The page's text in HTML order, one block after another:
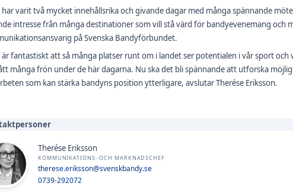
har varit två mycket innehållsrika och givande dagar med många spännande
intresse från många destinationer som vill stå värd för bandyevenemang och
på Svenska Bandyförbundet.
är fantastiskt att så många platser runt om i landet ser potentialen i vår sport och
många frön under de här dagarna. Nu ska det bli spännande att utforska
som kan stärka bandyns position ytterligare, avslutar Therése Eriksson.
Therése Eriksson
KOMMUNIKATIONS- OCH MARKNADSCHEF
therese.eriksson@svenskbandy.se
0739-292072